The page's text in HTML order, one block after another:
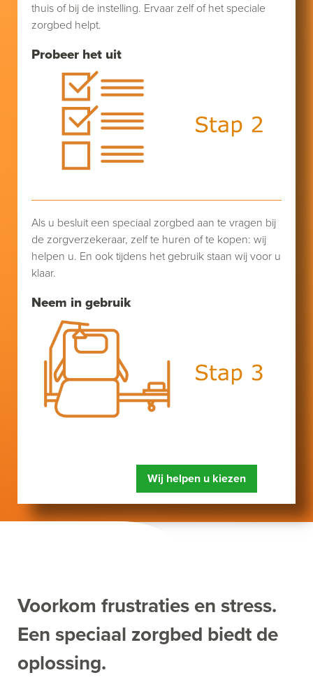
Probeer het uit
thuis of bij de instelling. Ervaar zelf of het speciale
zorgbed helpt.
Neem in gebruik
Als u besluit een speciaal zorgbed aan te vragen bij
de zorgverzekeraar, zelf te huren of te kopen: wij
helpen u. En ook tijdens het gebruik staan wij voor u
klaar.
Wij helpen u kiezen
Voorkom frustraties en stress.
Een speciaal zorgbed biedt de
oplossing.